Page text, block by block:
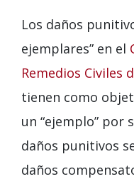
Los daños
ejemplares” en el
Remedios Civiles
tienen como
un “ejemplo” por
daños punitivos
daños